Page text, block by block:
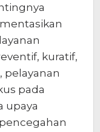
kuratif,
pelayanan
pada
upaya